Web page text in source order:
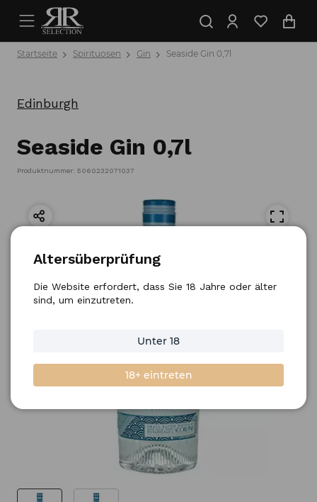
Startseite Spirituosen Gin Seaside Gin 0,7l
Edinburgh
Seaside Gin 0,7l
Produktnummer: 5060232071037
Altersüberprüfung
Die Website erfordert, dass Sie 18 Jahre oder älter
sind, um einzutreten.
Unter 18
18+ eintreten